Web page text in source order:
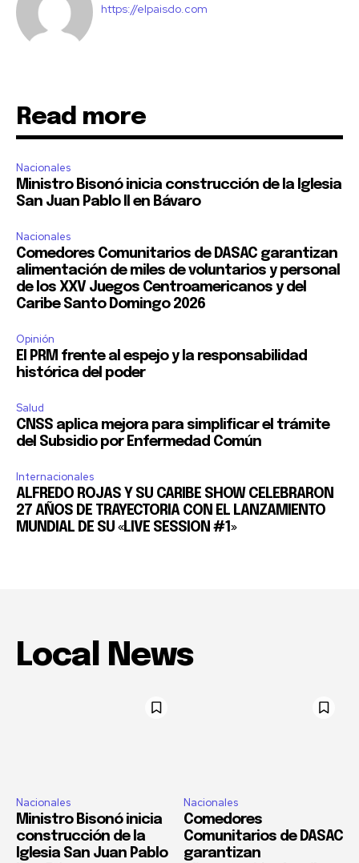
https://elpaisdo.com
Read more
Nacionales
Ministro Bisonó inicia construcción de la Iglesia
San Juan Pablo II en Bávaro
Nacionales
Comedores Comunitarios de DASAC garantizan
alimentación de miles de voluntarios y personal
de los XXV Juegos Centroamericanos y del
Caribe Santo Domingo 2026
Opinión
El PRM frente al espejo y la responsabilidad
histórica del poder
Salud
CNSS aplica mejora para simplificar el trámite
del Subsidio por Enfermedad Común
Internacionales
ALFREDO ROJAS Y SU CARIBE SHOW CELEBRARON
27 AÑOS DE TRAYECTORIA CON EL LANZAMIENTO
MUNDIAL DE SU «LIVE SESSION #1»
Local News
Nacionales
Ministro Bisonó inicia
construcción de la
Iglesia San Juan Pablo
Nacionales
Comedores
Comunitarios de DASAC
garantizan